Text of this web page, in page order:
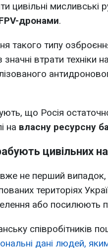
цивільні мисливські
дронами.
такого типу
втрати техніки
що Росія
на власну ресурсну
цивільних
не перший випадок,
територіях
або посилюють
співробітників
дані людей,